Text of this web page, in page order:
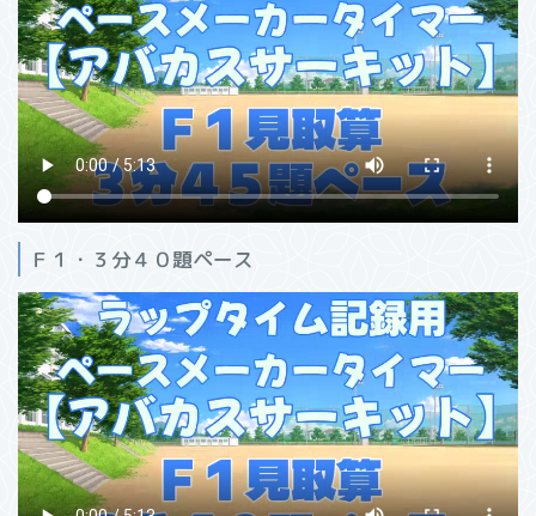
Ｆ１・３分４０題ペース